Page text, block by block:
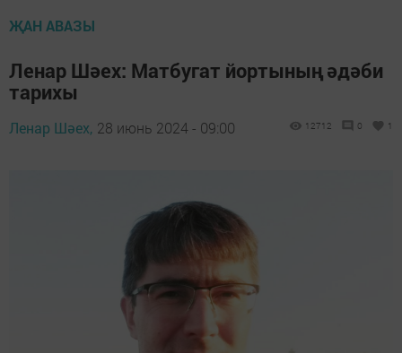
ҖАН АВАЗЫ
Ленар Шәех: Матбугат йортының әдәби
тарихы
Ленар Шәех, 28 июнь 2024 - 09:00 12712 0 1